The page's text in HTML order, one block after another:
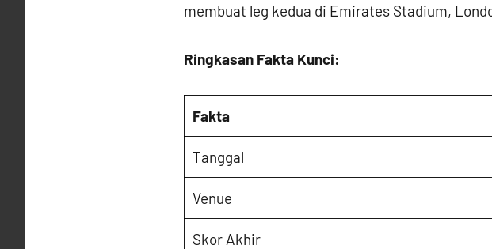
membuat leg kedua di Emirates Stadium,
Ringkasan Fakta Kunci:
Fakta
Tanggal
Venue
Skor Akhir